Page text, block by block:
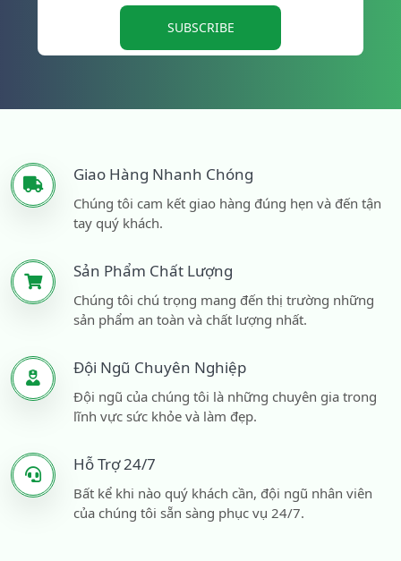
SUBSCRIBE
Giao Hàng Nhanh Chóng
Chúng tôi cam kết giao hàng đúng hẹn và đến tận
tay quý khách.
Sản Phẩm Chất Lượng
Chúng tôi chú trọng mang đến thị trường những
sản phẩm an toàn và chất lượng nhất.
Đội Ngũ Chuyên Nghiệp
Đội ngũ của chúng tôi là những chuyên gia trong
lĩnh vực sức khỏe và làm đẹp.
Hỗ Trợ 24/7
Bất kể khi nào quý khách cần, đội ngũ nhân viên
của chúng tôi sẵn sàng phục vụ 24/7.